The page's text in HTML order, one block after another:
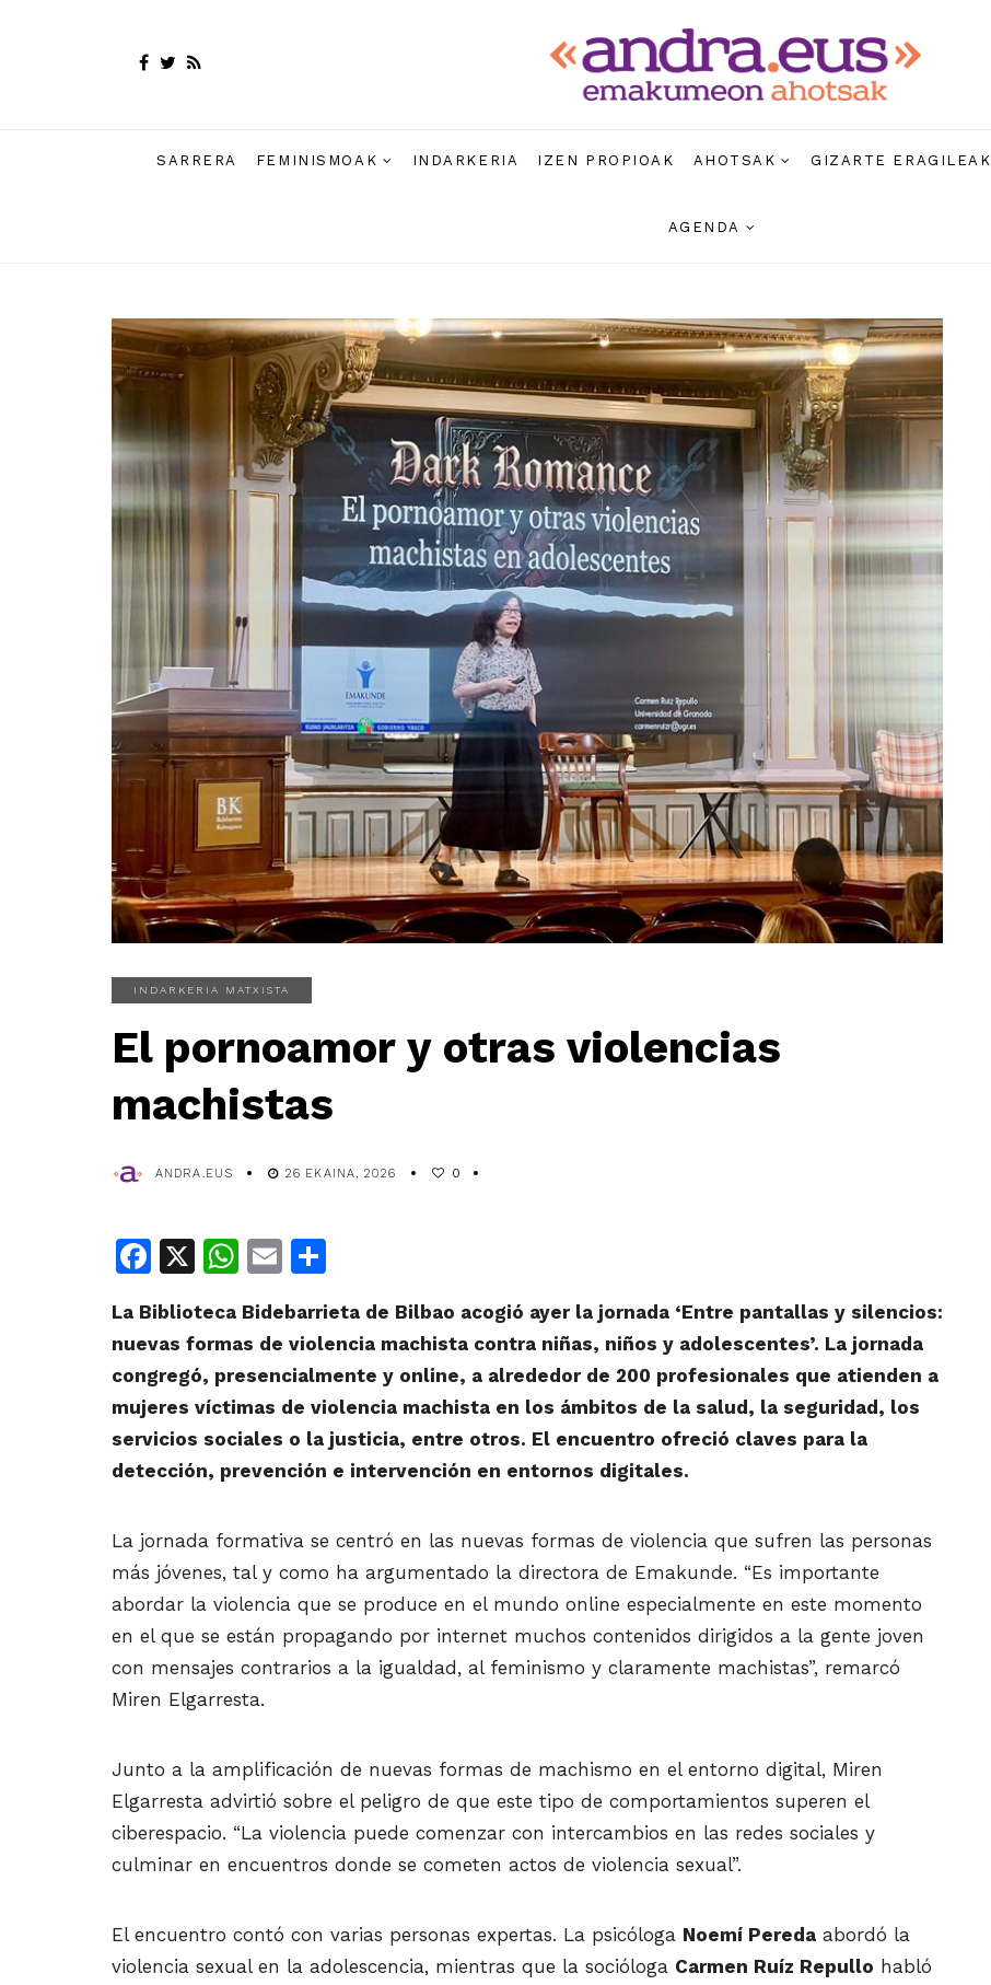
SARRERA FEMINISMOAK INDARKERIA IZEN PROPIOAK AHOTSAK GIZARTE ERAGILEAK
AGENDA
INDARKERIA MATXISTA
El pornoamor y otras violencias
machistas
ANDRA.EUS 26 EKAINA, 2026 0
Facebook
X WhatsApp
Email
La Biblioteca Bidebarrieta de Bilbao acogió ayer la jornada ‘Entre pantallas y silencios:
nuevas formas de violencia machista contra niñas, niños y adolescentes’. La jornada
congregó, presencialmente y online, a alrededor de 200 profesionales que atienden a
mujeres víctimas de violencia machista en los ámbitos de la salud, la seguridad, los
servicios sociales o la justicia, entre otros. El encuentro ofreció claves para la
detección, prevención e intervención en entornos digitales.
La jornada formativa se centró en las nuevas formas de violencia que sufren las personas
más jóvenes, tal y como ha argumentado la directora de Emakunde. “Es importante
abordar la violencia que se produce en el mundo online especialmente en este momento
en el que se están propagando por internet muchos contenidos dirigidos a la gente joven
con mensajes contrarios a la igualdad, al feminismo y claramente machistas”, remarcó
Miren Elgarresta.
Junto a la amplificación de nuevas formas de machismo en el entorno digital, Miren
Elgarresta advirtió sobre el peligro de que este tipo de comportamientos superen el
ciberespacio. “La violencia puede comenzar con intercambios en las redes sociales y
culminar en encuentros donde se cometen actos de violencia sexual”.
El encuentro contó con varias personas expertas. La psicóloga Noemí Pereda abordó la
violencia sexual en la adolescencia, mientras que la socióloga Carmen Ruíz Repullo habló